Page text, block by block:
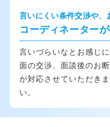
言いにくい条件交渉や、
コーディネーター
言いづらいなとお感じ
面の交渉、面談後のお
が対応させていただき
い。